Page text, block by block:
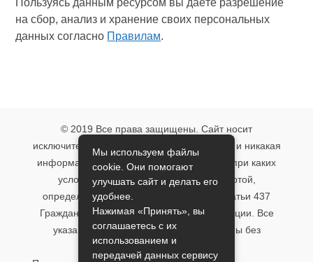
Пользуясь данным ресурсом вы даёте разрешение
на сбор, анализ и хранение своих персональных
данных согласно Правилам.
© 2019 Все права защищены. Сайт носит
исключительно информационный характер и никакая
информация, опубликованная на нём, ни при каких
условиях не является публичной офертой,
определяемой положениями пункта 2 статьи 437
Гражданского кодекса Российской Федерации. Все
указанные условия могут быть изменены без
предварительного уведомления.
Мы используем файлы
cookie. Они помогают
улучшать сайт и делать его
удобнее.
Нажимая «Принять», вы
соглашаетесь с их
использованием и
передачей данных сервису